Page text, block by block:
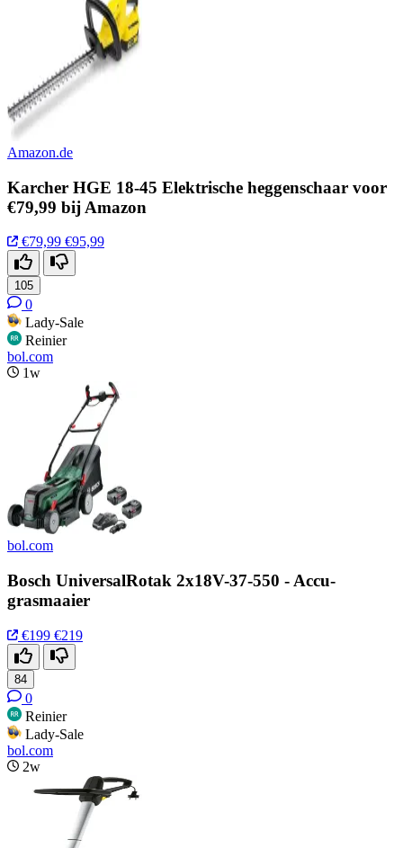
Amazon.de
Karcher HGE 18-45 Elektrische heggenschaar voor
€79,99 bij Amazon
€79,99 €95,99
105
0
Lady-Sale
Reinier
bol.com
1w
bol.com
Bosch UniversalRotak 2x18V-37-550 - Accu-
grasmaaier
€199 €219
84
0
Reinier
Lady-Sale
bol.com
2w